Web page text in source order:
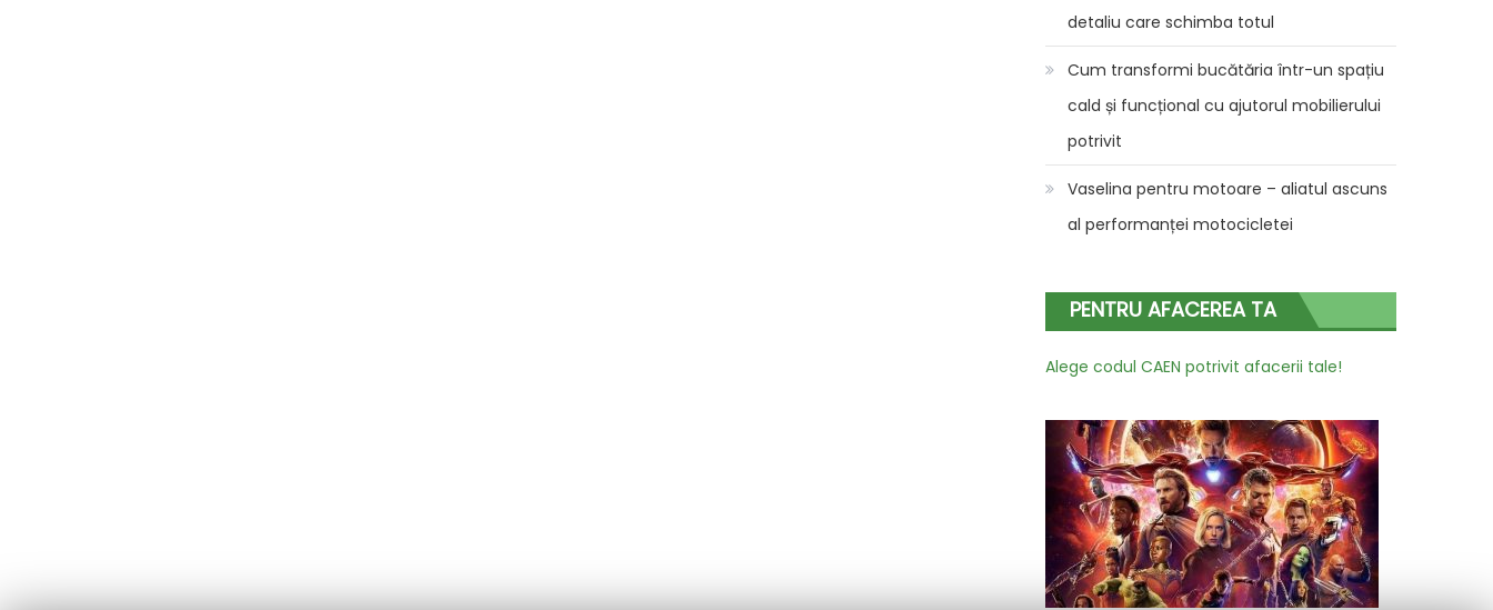
detaliu care schimba totul
Cum transformi bucătăria într-un spațiu
cald și funcțional cu ajutorul mobilierului
potrivit
Vaselina pentru motoare – aliatul ascuns
al performanței motocicletei
PENTRU AFACEREA TA
Alege codul CAEN potrivit afacerii tale!